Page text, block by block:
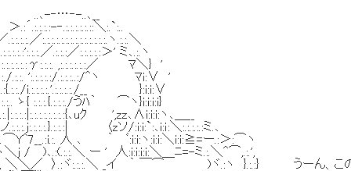
..､__
＼:.`:..
ヽ.:.:.＼
／.:.:.:／:.:.:.:.:＞' ミ､.:.ヽ
,:.:.:.:.:.:／ ﾏ＼} '
.:.:. ':.:.:.:.:/.:.:.:..:/^ヽ ﾏi:∨ '
i.:.:.:.:.'.:.:.:.:./__ }:i:i:∨
ゝ{ :.:.:.{.:.:.:./うﾊ｀ ⌒ヽ}i:i:i:i}
､uｸ ',zz､∧i:i:i:ヽ､＿__
.:.:.:.j:.:.:.:.}.:.:.:| 〈zソ/:i:i:`:､i:ｉ:＼:.:.:.:.:ミ.､
人 ､ ｀ ﾞ:i:i:ヽ:i:i:＼i:i:≧=ー.:＞:⌒ヽ
＼j / )､.:(.:.:.＼ ー ' 人:i:i:i:i:＼＿ﾆ=-ミ.:.＼^⌒,.:.',
＼＼／ 〉.:ヾ:.:.:.＼ _イ ｀ ￣⌒ )ヾ.:ヽ }.:.:} うーん、この全